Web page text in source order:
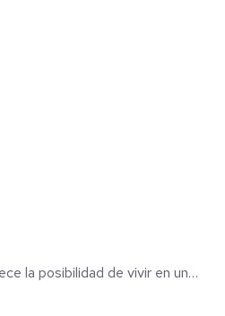
la posibilidad de vivir en un
4 modelos de apartamentos dos